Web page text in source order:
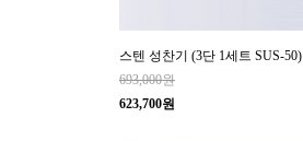
스텐 성찬기 (3단 1세트 SUS-50)
693,000원
623,700원